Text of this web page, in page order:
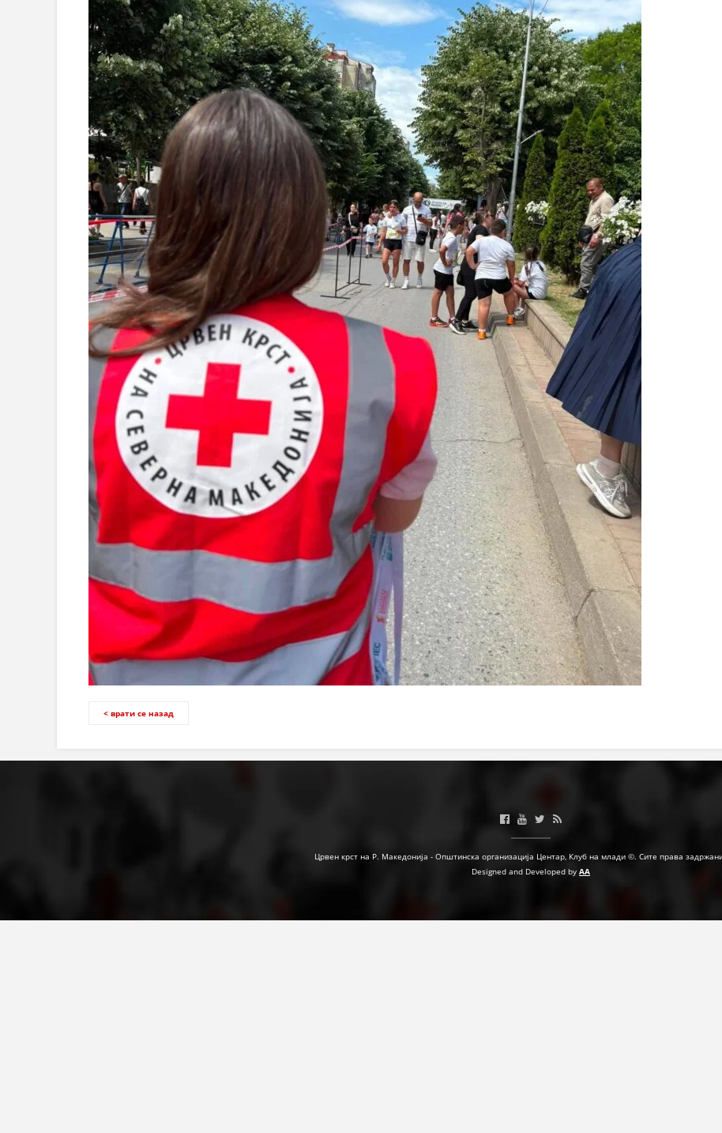
ЗДРАВСТВЕНО ПРЕВЕНТИВНА ДЕЈНОСТ
ПРВА ПОМОШ
КРВОДАРИТЕЛСТВО
ИНФОРМАЦИИ ЗА БОЛЕСТИ
МЕНАЏМЕНТ НА ВОЛОНТЕРИ
ЗА НАС
ДЕЈСТВУВАЊЕ
ПРИРАЧНИЦИ
СТРАТЕГИИ
ЕДУКАТИВНО ИНФОРМАТИВНИ МАТЕРИЈАЛИ
БРОШУРИ
ПОСТЕРИ
ПРЕЗЕНТАЦИИ
< врати се назад
Црвен крст на Р. Македонија - Општинска организација Центар, Клуб на млади ©. Сите права
Designed and Developed by AA